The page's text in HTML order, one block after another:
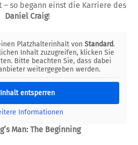
– so begann einst die Karriere des
Daniel Craig!
Platzhalterinhalt von Standard.
Inhalt zuzugreifen, klicken Sie
Bitte beachten Sie, dass dabei
weitergegeben werden.
Inhalt entsperren
Informationen
Man: The Beginning